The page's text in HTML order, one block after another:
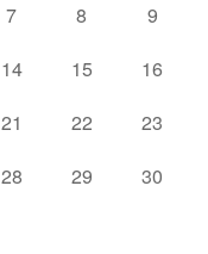
7 8
9
14 15
16
21 22
23
28 29
30